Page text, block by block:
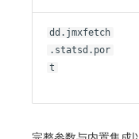
dd.jmxfetch
.statsd.por
t